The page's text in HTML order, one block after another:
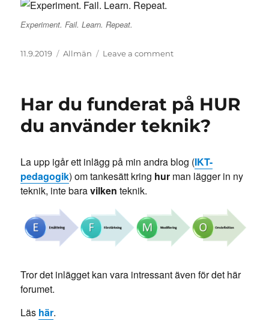
Experiment. Fail. Learn. Repeat.
Posted
11.9.2019 Categories
Allmän Leave a commenton
Har du funderat på HUR
du använder teknik?
La upp igår ett inlägg på min andra blog (IKT-
pedagogik) om tankesätt kring hur man lägger in ny
teknik, inte baravilken teknik.
Tror det inlägget kan vara intressant även för det här
forumet.
Läs här.